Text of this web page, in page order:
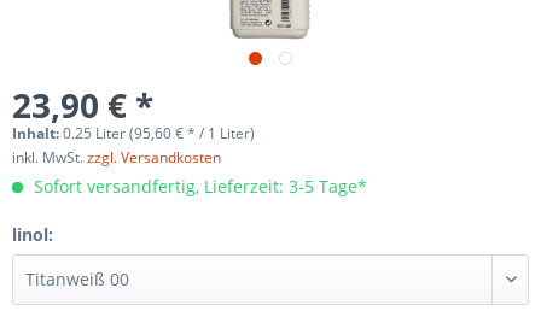
23,90 € *
Inhalt:0.25 Liter (95,60 € * / 1 Liter)
inkl. MwSt.zzgl. Versandkosten
Sofort versandfertig, Lieferzeit: 3-5 Tage*
linol: